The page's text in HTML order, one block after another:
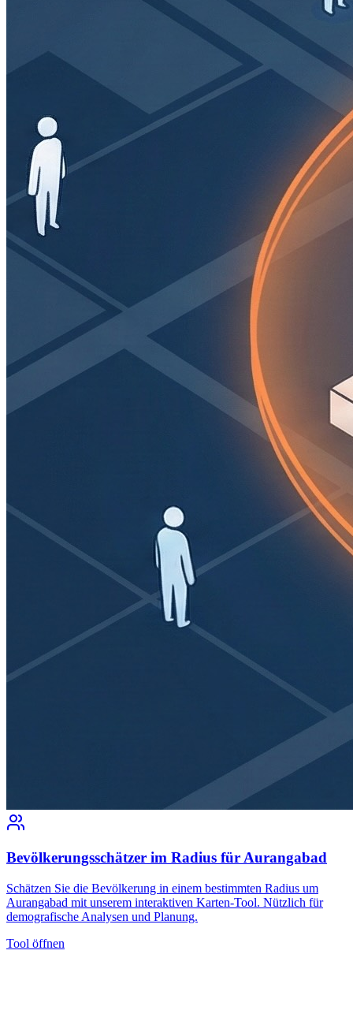
Bevölkerungsschätzer im Radius für Aurangabad
Schätzen Sie die Bevölkerung in einem bestimmten Radius um
Aurangabad mit unserem interaktiven Karten-Tool. Nützlich für
demografische Analysen und Planung.
Tool öffnen